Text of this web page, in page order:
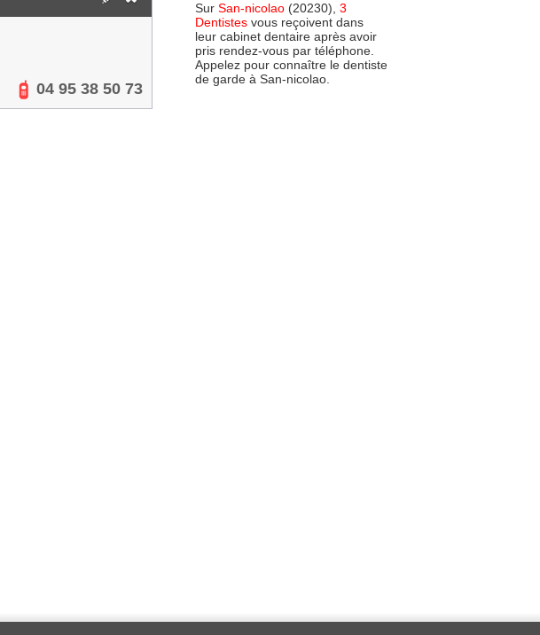
04 95 38 50 73
Sur San-nicolao (20230), 3
Dentistes vous reçoivent dans
leur cabinet dentaire après avoir
pris rendez-vous par téléphone.
Appelez pour connaître le dentiste
de garde à San-nicolao.